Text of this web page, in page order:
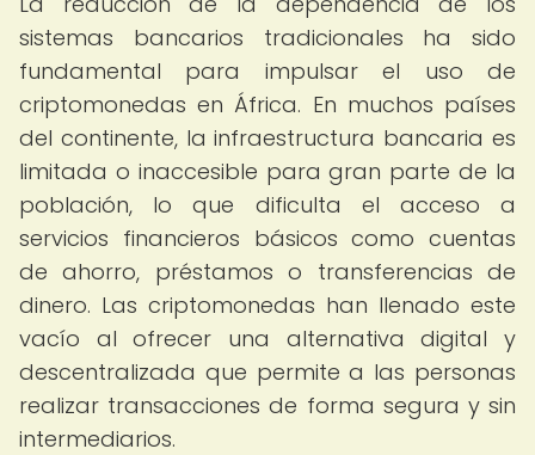
sistemas bancarios tradicionales ha sido
fundamental para impulsar el uso de
criptomonedas en África. En muchos países
del continente, la infraestructura bancaria es
limitada o inaccesible para gran parte de la
población, lo que dificulta el acceso a
servicios financieros básicos como cuentas
de ahorro, préstamos o transferencias de
dinero. Las criptomonedas han llenado este
vacío al ofrecer una alternativa digital y
descentralizada que permite a las personas
realizar transacciones de forma segura y sin
intermediarios.